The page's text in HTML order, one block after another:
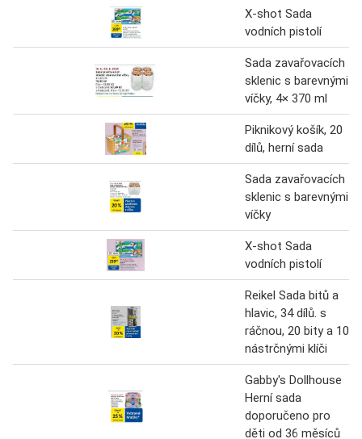
X-shot Sada
vodních pistolí
Sada zavařovacích
sklenic s barevnými
víčky, 4× 370 ml
Piknikový košík, 20
dílů, herní sada
Sada zavařovacích
sklenic s barevnými
víčky
X-shot Sada
vodních pistolí
Reikel Sada bitů a
hlavic, 34 dílů. s
ráčnou, 20 bity a 10
nástrčnými klíči
Gabby's Dollhouse
Herní sada
doporučeno pro
děti od 36 měsíců